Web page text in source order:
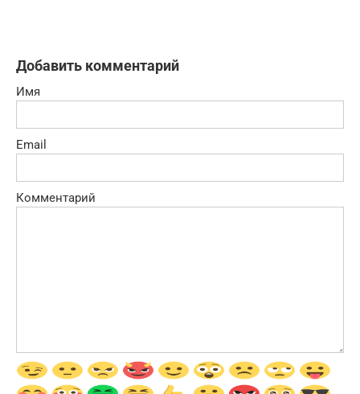
Добавить комментарий
Имя
Email
Комментарий